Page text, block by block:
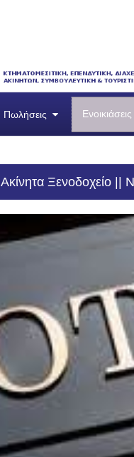
Πωλήσεις Ενοικιάσεις
Ξενοδοχείο